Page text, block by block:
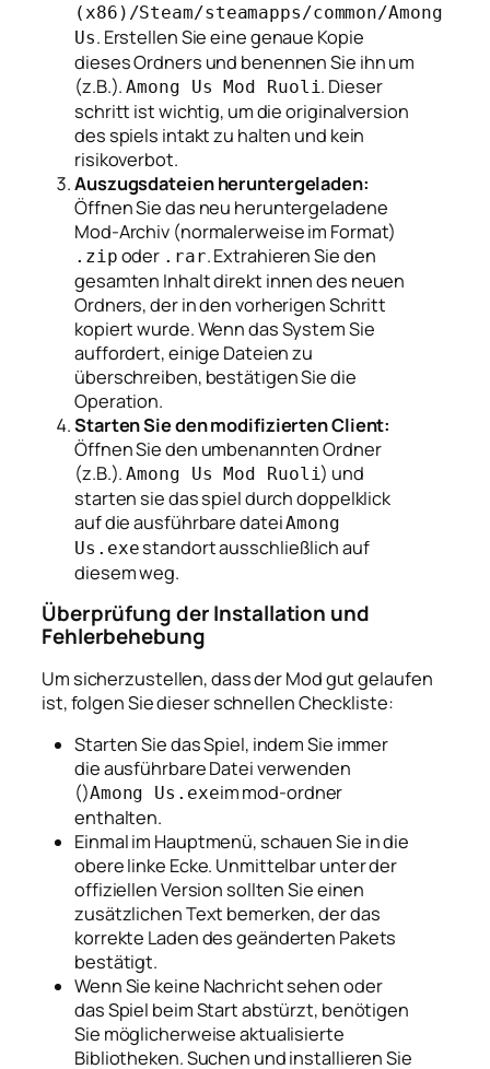
(x86)/Steam/steamapps/common/Among
Us. Erstellen Sie eine genaue Kopie
dieses Ordners und benennen Sie ihn um
(z.B.).Among Us Mod Ruoli. Dieser
schritt ist wichtig, um die originalversion
des spiels intakt zu halten und kein
risikoverbot.
Auszugsdateien heruntergeladen:
Öffnen Sie das neu heruntergeladene
Mod-Archiv (normalerweise im Format)
.zip oder .rar. Extrahieren Sie den
gesamten Inhaltdirekt innendes neuen
Ordners, der in den vorherigen Schritt
kopiert wurde. Wenn das System Sie
auffordert, einige Dateien zu
überschreiben, bestätigen Sie die
Operation.
Starten Sie den modifizierten Client:
Öffnen Sie den umbenannten Ordner
(z.B.).Among Us Mod Ruoli) und
starten sie das spiel durch doppelklick
auf die ausführbare dateiAmong
Us.exestandortausschließlich auf
diesem weg.
Überprüfung der Installation und
Fehlerbehebung
Um sicherzustellen, dass der Mod gut gelaufen
ist, folgen Sie dieser schnellen Checkliste:
Starten Sie das Spiel, indem Sie immer
die ausführbare Datei verwenden
()Among Us.exeim mod-ordner
enthalten.
Einmal im Hauptmenü, schauen Sie in die
obere linke Ecke. Unmittelbar unter der
offiziellen Version sollten Sie einen
zusätzlichen Text bemerken, der das
korrekte Laden des geänderten Pakets
bestätigt.
Wenn Sie keine Nachricht sehen oder
das Spiel beim Start abstürzt, benötigen
Sie möglicherweise aktualisierte
Bibliotheken. Suchen und installieren Sie